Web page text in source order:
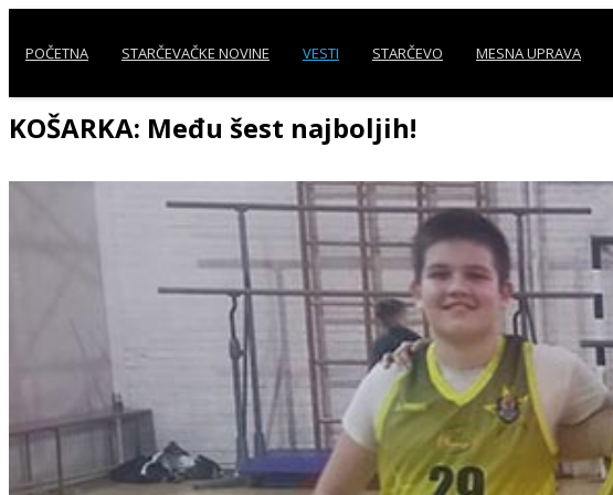
POČETNA STARČEVAČKE NOVINE VESTI STARČEVO MESNA UPRAVA
KOŠARKA: Među šest najboljih!